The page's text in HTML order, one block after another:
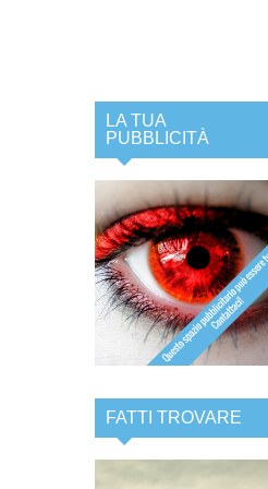
LA TUA
PUBBLICITÀ
FATTI TROVARE